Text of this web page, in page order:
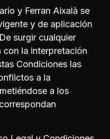
y Ferran Aixalà se
y de aplicación
surgir cualquier
con la interpretación
Condiciones las
a la
a los